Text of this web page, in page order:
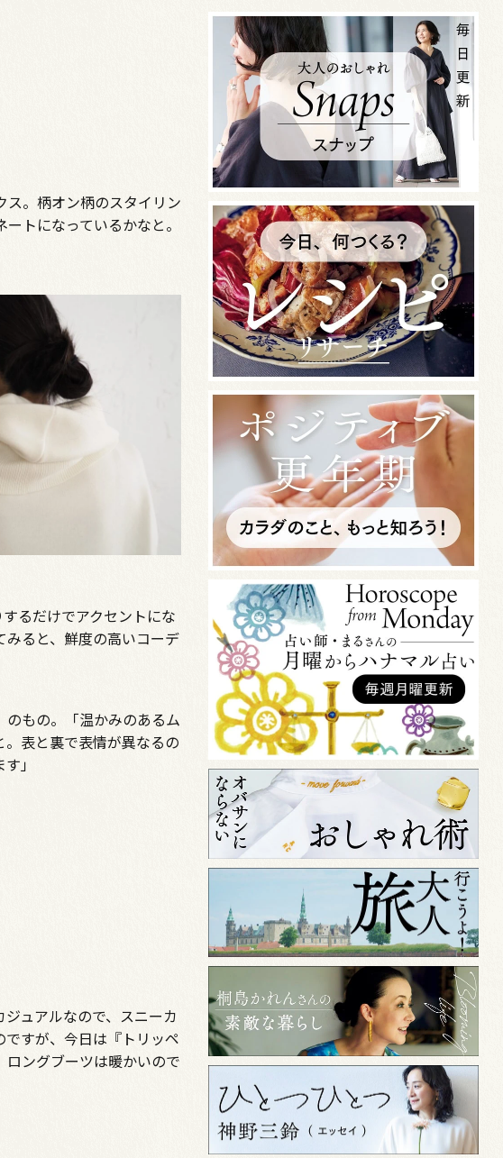
。柄オン柄のスタイリン
トになっているかなと。
るだけでアクセントにな
ると、鮮度の高いコーデ
のもの。「温かみのあるム
表と裏で表情が異なるの
」
ジュアルなので、スニーカ
すが、今日は『トリッペ
ロングブーツは暖かいので